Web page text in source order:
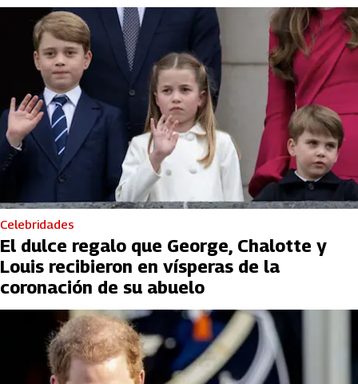
Celebridades
El dulce regalo que George, Chalotte y
Louis recibieron en vísperas de la
coronación de su abuelo